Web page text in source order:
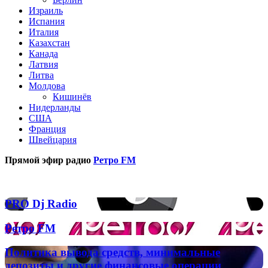
Израиль
Испания
Италия
Казахстан
Канада
Латвия
Литва
Молдова
Кишинёв
Нидерланды
США
Франция
Швейцария
Прямой эфир радио Ретро FM
PRO
Dj
Radio
PRO Dj Radio
Ретро
FM
Ретро FM
Политика
вывода
Политика вывода средств, минимальные